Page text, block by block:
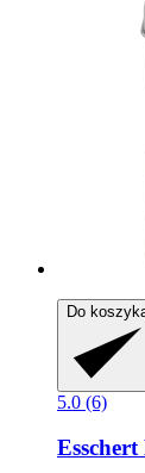
Do
5.0 (6)
Esschert